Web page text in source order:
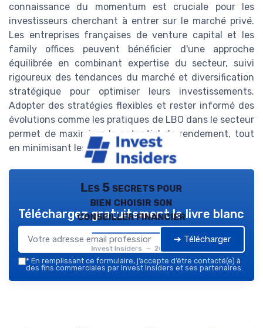
connaissance du momentum est cruciale pour les
investisseurs cherchant à entrer sur le marché privé.
Les entreprises françaises de venture capital et les
family offices peuvent bénéficier d'une approche
équilibrée en combinant expertise du secteur, suivi
rigoureux des tendances du marché et diversification
stratégique pour optimiser leurs investissements.
Adopter des stratégies flexibles et rester informé des
évolutions comme les pratiques de LBO dans le secteur
permet de maximiser le potentiel de rendement, tout
en minimisant les risques associés.
Les 5 secrets pour
bien choisir son
conseiller financier
Invest Insiders — 2026
Téléchargez gratuitement le livre blanc
➔ Télécharger
* En remplissant ce formulaire, j’accepte d’être contacté(e) à
des fins commerciales par Invest Insiders et ses partenaires.